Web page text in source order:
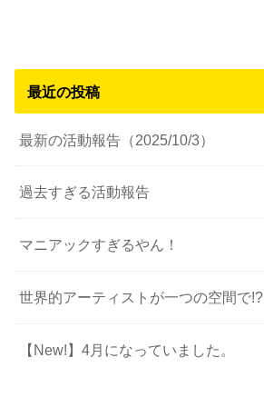
最近の投稿
最新の活動報告（2025/10/3）
過去すぎる活動報告
マニアックすぎるやん！
世界的アーティストが一つの空間で!?
【New!】4月になっていました。